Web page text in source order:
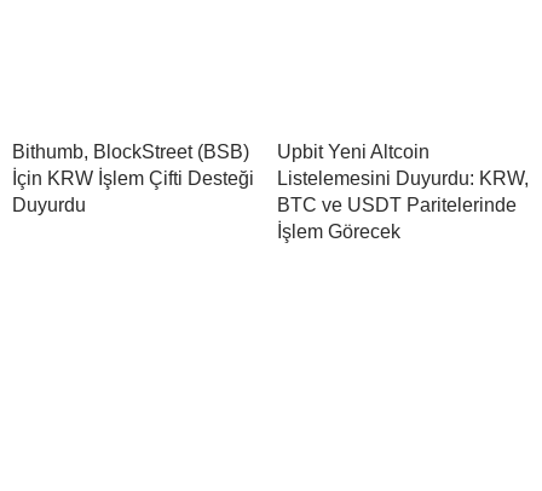
Bithumb, BlockStreet (BSB)
İçin KRW İşlem Çifti Desteği
Duyurdu
Upbit Yeni Altcoin
Listelemesini Duyurdu: KRW,
BTC ve USDT Paritelerinde
İşlem Görecek